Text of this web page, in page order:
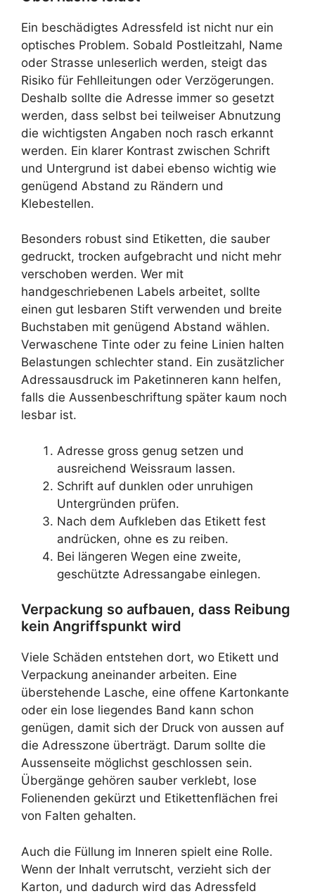
Ein beschädigtes Adressfeld ist nicht nur ein
optisches Problem. Sobald Postleitzahl, Name
oder Strasse unleserlich werden, steigt das
Risiko für Fehlleitungen oder Verzögerungen.
Deshalb sollte die Adresse immer so gesetzt
werden, dass selbst bei teilweiser Abnutzung
die wichtigsten Angaben noch rasch erkannt
werden. Ein klarer Kontrast zwischen Schrift
und Untergrund ist dabei ebenso wichtig wie
genügend Abstand zu Rändern und
Klebestellen.
Besonders robust sind Etiketten, die sauber
gedruckt, trocken aufgebracht und nicht mehr
verschoben werden. Wer mit
handgeschriebenen Labels arbeitet, sollte
einen gut lesbaren Stift verwenden und breite
Buchstaben mit genügend Abstand wählen.
Verwaschene Tinte oder zu feine Linien halten
Belastungen schlechter stand. Ein zusätzlicher
Adressausdruck im Paketinneren kann helfen,
falls die Aussenbeschriftung später kaum noch
lesbar ist.
Adresse gross genug setzen und
ausreichend Weissraum lassen.
Schrift auf dunklen oder unruhigen
Untergründen prüfen.
Nach dem Aufkleben das Etikett fest
andrücken, ohne es zu reiben.
Bei längeren Wegen eine zweite,
geschützte Adressangabe einlegen.
Verpackung so aufbauen, dass Reibung
kein Angriffspunkt wird
Viele Schäden entstehen dort, wo Etikett und
Verpackung aneinander arbeiten. Eine
überstehende Lasche, eine offene Kartonkante
oder ein lose liegendes Band kann schon
genügen, damit sich der Druck von aussen auf
die Adresszone überträgt. Darum sollte die
Aussenseite möglichst geschlossen sein.
Übergänge gehören sauber verklebt, lose
Folienenden gekürzt und Etikettenflächen frei
von Falten gehalten.
Auch die Füllung im Inneren spielt eine Rolle.
Wenn der Inhalt verrutscht, verzieht sich der
Karton, und dadurch wird das Adressfeld